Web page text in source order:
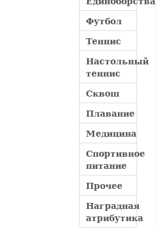
Футбол
Теннис
Настольный
теннис
Сквош
Плавание
Медицина
Спортивное
питание
Прочее
Наградная
атрибутика